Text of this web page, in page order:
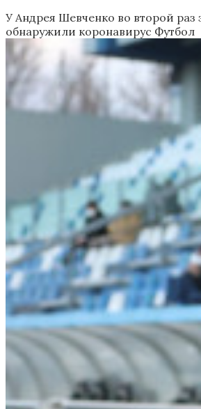
У Андрея Шевченко во второй раз
обнаружили коронавирус Футбол